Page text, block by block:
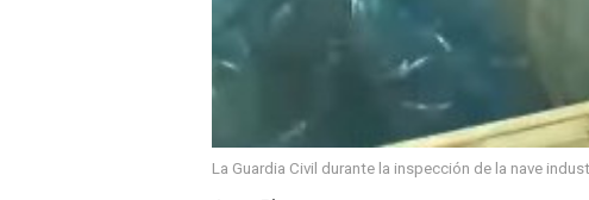
La Guardia Civil durante la inspección de la nave